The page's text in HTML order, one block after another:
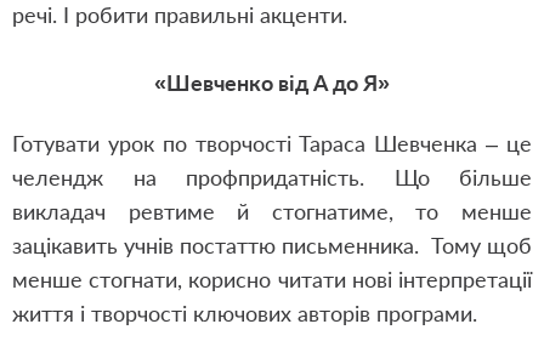
речі. І робити правильні акценти.
«Шевченко від А до Я»
Готувати урок по творчості Тараса Шевченка – це
челендж на профпридатність. Що більше
викладач ревтиме й стогнатиме, то менше
зацікавить учнів постаттю письменника. Тому щоб
менше стогнати, корисно читати нові інтерпретації
життя і творчості ключових авторів програми.